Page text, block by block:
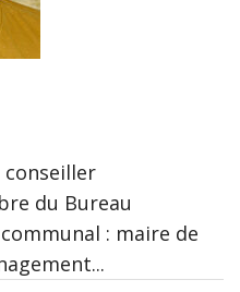
du Bureau
: maire de